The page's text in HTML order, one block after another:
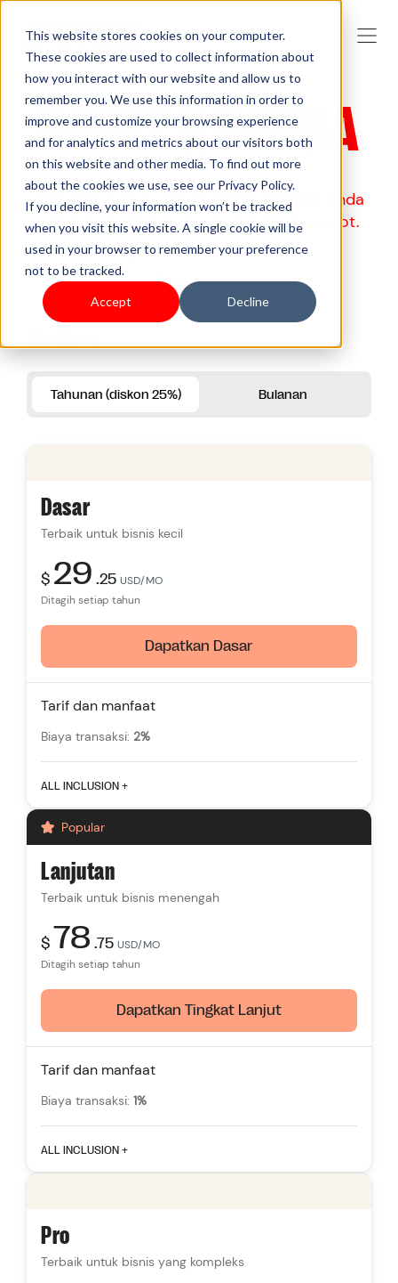
This website stores cookies on your computer.
These cookies are used to collect information about
how you interact with our website and allow us to
remember you. We use this information in order to
improve and customize your browsing experience
and for analytics and metrics about our visitors both
on this website and other media. To find out more
about the cookies we use, see our Privacy Policy.
If you decline, your information won’t be tracked
when you visit this website. A single cookie will be
used in your browser to remember your preference
not to be tracked.
Accept Decline
PAKET & HARGA
Temukan paket yang memberdayakan Anda
untuk berjualan di mana saja, tanpa repot.
Uji coba gratis
Online
Tahunan (diskon 25%) Bulanan
Dasar
Terbaik untuk bisnis kecil
$ 29 .25 USD/MO
Ditagih setiap tahun
Dapatkan Dasar
Tarif dan manfaat
Biaya transaksi: 2%
Daftar produk tanpa batas
Tema gratis
Pelacakan lalu lintas multi-saluran
Dukungan24/7
ALL INCLUSION +
Popular
Lanjutan
Terbaik untuk bisnis menengah
$ 78 .75 USD/MO
Ditagih setiap tahun
Dapatkan Tingkat Lanjut
Tarif dan manfaat
Biaya transaksi: 1%
ALL INCLUSION +
Pro
Terbaik untuk bisnis yang kompleks